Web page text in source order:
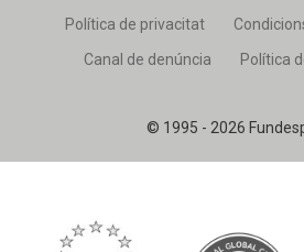
© 1995 - 2026
Política de privacitat
Canal de denúncia
Política